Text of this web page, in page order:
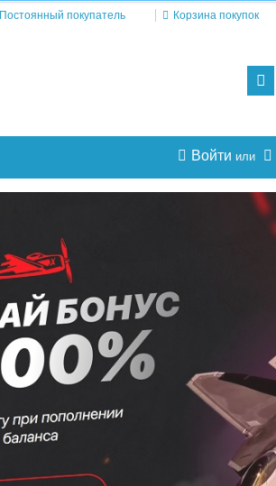
Войти или
Постоянный покупатель Корзина покупок